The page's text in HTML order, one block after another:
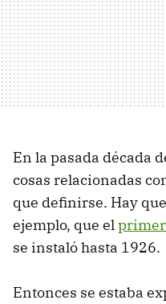
En la pasada década
cosas relacionadas
que definirse. Hay
ejemplo, que elprimer
se instaló hasta 1926.
Entonces se estaba